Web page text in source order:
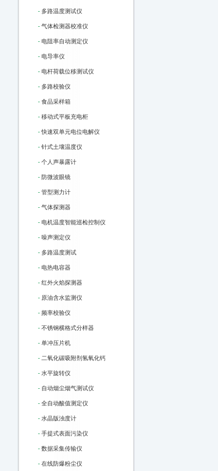
- 多路温度测试仪
- 气体检测器校准仪
- 电阻率自动测定仪
- 电导率仪
- 电杆荷载位移测试仪
- 多路校验仪
- 食品采样箱
- 移动式平板充电柜
-快速双单元电位电解仪
- 针式土壤温度仪
- 个人声暴露计
- 防微波眼镜
- 管型测力计
- 气体探测器
- 电机温度智能巡检控制仪
- 噪声测定仪
- 多路温度测试
- 电热电容器
- 红外火焰探测器
- 原油含水监测仪
- 频率校验仪
- 不锈钢横格式分样器
- 单冲压片机
- 二氧化碳吸附剂氢氧化钙
- 水平旋转仪
- 自动烟尘烟气测试仪
- 全自动酸值测定仪
- 水晶版浊度计
- 手提式表面污染仪
- 数据采集传输仪
- 在线防爆粉尘仪